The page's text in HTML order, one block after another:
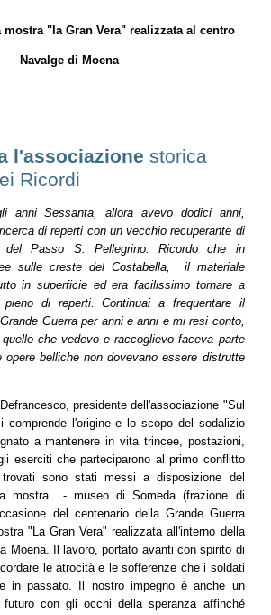
"la Gran Vera" realizzata al centro
Navalge di Moena
l'associazionestorica
Ricordi
anni Sessanta, allora avevo dodici anni,
di reperti con un vecchio recuperante di
del Passo S. Pellegrino. Ricordo che in
sulle creste del Costabella, il materiale
in superficie ed era facilissimo tornare a
di reperti. Continuai a frequentare il
Guerra per anni e anni e mi resi conto,
che vedevo e raccoglievo faceva parte
belliche non dovevano essere distrutte
presidente dell'associazione "Sul
comprende l'origine e lo scopo del sodalizio
a mantenere in vita trincee, postazioni,
eserciti che parteciparono al primo conflitto
sono stati messi a disposizione del
mostra - museo di Someda (frazione di
del centenario della Grande Guerra
"La Gran Vera" realizzata all'interno della
Moena. Il lavoro, portato avanti con spirito di
le atrocità e le sofferenze che i soldati
in passato. Il nostro impegno è anche un
con gli occhi della speranza affinché